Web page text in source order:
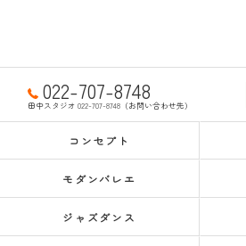
022-707-8748
田中スタジオ 022-707-8748（お問い合わせ先）
コンセプト
モダンバレエ
ジャズダンス